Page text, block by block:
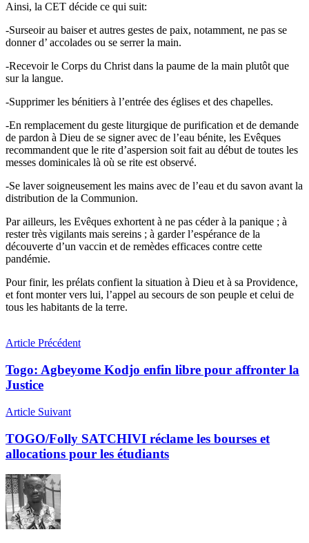
Ainsi, la CET décide ce qui suit:
-Surseoir au baiser et autres gestes de paix, notamment, ne pas se
donner d’ accolades ou se serrer la main.
-Recevoir le Corps du Christ dans la paume de la main plutôt que
sur la langue.
-Supprimer les bénitiers à l’entrée des églises et des chapelles.
-En remplacement du geste liturgique de purification et de demande
de pardon à Dieu de se signer avec de l’eau bénite, les Evêques
recommandent que le rite d’aspersion soit fait au début de toutes les
messes dominicales là où se rite est observé.
-Se laver soigneusement les mains avec de l’eau et du savon avant la
distribution de la Communion.
Par ailleurs, les Evêques exhortent à ne pas céder à la panique ; à
rester très vigilants mais sereins ; à garder l’espérance de la
découverte d’un vaccin et de remèdes efficaces contre cette
pandémie.
Pour finir, les prélats confient la situation à Dieu et à sa Providence,
et font monter vers lui, l’appel au secours de son peuple et celui de
tous les habitants de la terre.
Article Précédent
Togo: Agbeyome Kodjo enfin libre pour affronter la
Justice
Article Suivant
TOGO/Folly SATCHIVI réclame les bourses et
allocations pour les étudiants